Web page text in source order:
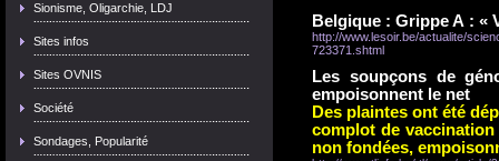
Sionisme, Oligarchie, LDJ
Sites infos
Sites OVNIS
Société
Sondages, Popularité
Belgique : Grippe A : «
http://www.lesoir.be/actualite/
723371.shtml
Les soupçons de
empoisonnent le net
Des plaintes ont été
complot de
non fondées,